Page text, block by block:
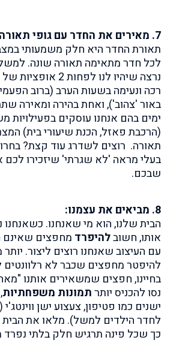
7. מאירים את החדר עם גופי תאורה מיוחדים:
תאורת החדר היא חלק משמעותי
לכל חדר מתאימה תאורה שונה.
נרצה שיהיו לנו לפחות
רכה ונעימה בשעות הערב (ברוב
באור 'צהוב'), ואחת בהירה ומאירה
ימים בהם אנחנו עוסקים בפעילויות
(הרכבת פאזל, הכנת שיעורי בית)
תאורה. רוצים לשדרג עוד קצת?
בעלי מראה 'לא שגרתי' שיזכירו לכם
שבכם.
8. מביאים את עצמנו:
הבית שלנו, הוא מי שאנחנו. כשאנחנו
אותו, חשובלהיפרד מחפצים שאינם
עם העיצוב שאנחנו רוצים ליצור.
להיפטר מחפצים שכבר לא
בחיינו, חפצים שמשאירים אותנו
נסו להכניס יותרתמונות משפחתיות,
ישנים כמו פטיפון, צעצוע ישן
לחדר הילדים למשל). מלאו את
כך שכל פינה תרגיש חלק בלתי נפרד